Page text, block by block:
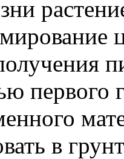
первого
в